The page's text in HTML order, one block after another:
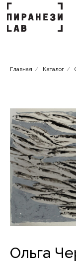
Главная / Каталог /
Ольга